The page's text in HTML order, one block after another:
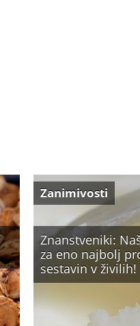
Znanstveniki:
za eno najbolj
sestavin v živilih!
Zanimivosti